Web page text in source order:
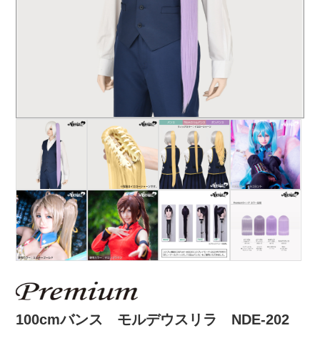
100cmバンス モルデウスリラ NDE-202